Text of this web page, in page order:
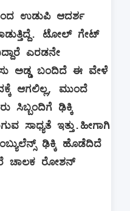
ಉಡುಪಿ ಆದರ್ಶ
ಟೋಲ್ ಗೇಟ್
ಎರಡನೇ
ಅಡ್ಡ ಬಂದಿದೆ ಈ ವೇಳೆ
ಆಗಲಿಲ್ಲ, ಮುಂದೆ
ಸಿಬ್ಬಂದಿಗೆ ಢಿಕ್ಕಿ
ಸಾಧ್ಯತೆ ಇತ್ತು.ಹೀಗಾಗಿ
ಢಿಕ್ಕಿ ಹೊಡೆದಿದೆ
ಚಾಲಕ ರೋಶನ್